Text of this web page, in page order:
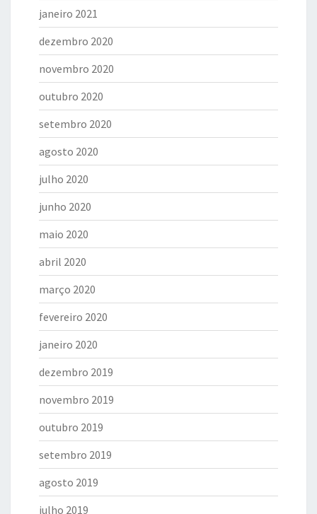
janeiro 2021
dezembro 2020
novembro 2020
outubro 2020
setembro 2020
agosto 2020
julho 2020
junho 2020
maio 2020
abril 2020
março 2020
fevereiro 2020
janeiro 2020
dezembro 2019
novembro 2019
outubro 2019
setembro 2019
agosto 2019
julho 2019